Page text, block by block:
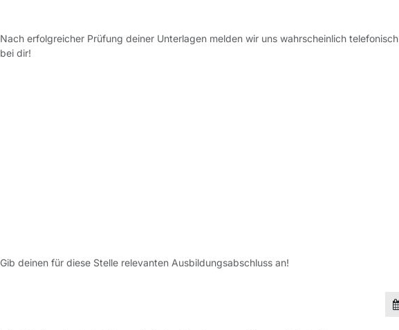
Nach erfolgreicher Prüfung deiner Unterlagen melden wir uns wahrscheinlich telefonisch
bei dir!
Gib deinen für diese Stelle relevanten Ausbildungsabschluss an!